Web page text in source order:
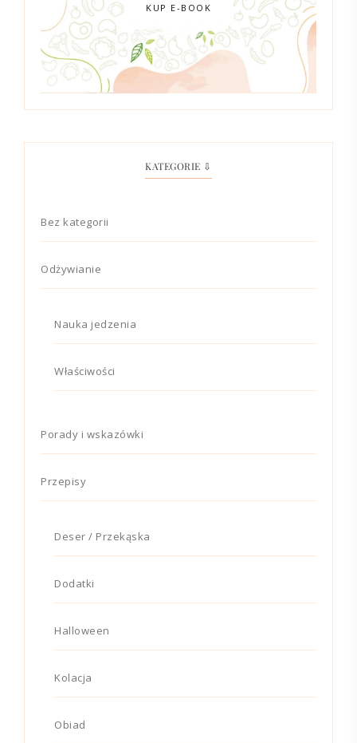
KUP E-BOOK
KATEGORIE ⇩
Bez kategorii
Odżywianie
Nauka jedzenia
Właściwości
Porady i wskazówki
Przepisy
Deser / Przekąska
Dodatki
Halloween
Kolacja
Obiad